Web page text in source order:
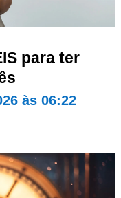
para ter
às 06:22